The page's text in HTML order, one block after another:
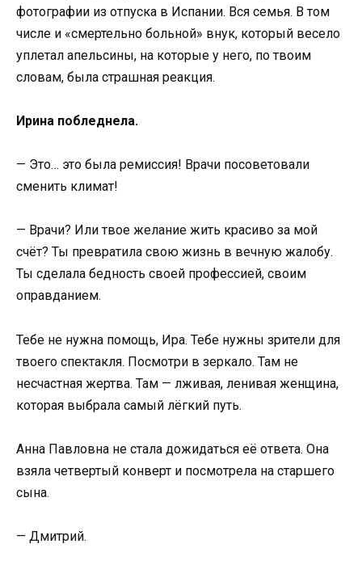
фотографии из отпуска в Испании. Вся семья. В том
числе и «смертельно больной» внук, который весело
уплетал апельсины, на которые у него, по твоим
словам, была страшная реакция.
Ирина побледнела.
— Это… это была ремиссия! Врачи посоветовали
сменить климат!
— Врачи? Или твое желание жить красиво за мой
счёт? Ты превратила свою жизнь в вечную жалобу.
Ты сделала бедность своей профессией, своим
оправданием.
Тебе не нужна помощь, Ира. Тебе нужны зрители для
твоего спектакля. Посмотри в зеркало. Там не
несчастная жертва. Там — лживая, ленивая женщина,
которая выбрала самый лёгкий путь.
Анна Павловна не стала дожидаться её ответа. Она
взяла четвертый конверт и посмотрела на старшего
сына.
— Дмитрий.